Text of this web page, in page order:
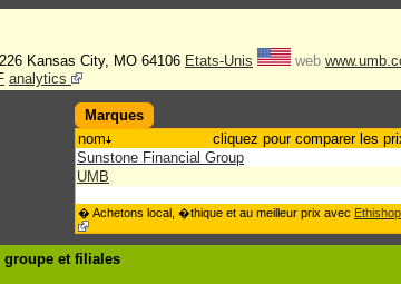
Kansas City, MO 64106 Etats-Unis web
analytics
Marques
nom
cliquez pour comparer les
Sunstone Financial Group
UMB
� Achetons local, �thique et au meilleur prix avec Ethishop
et filiales